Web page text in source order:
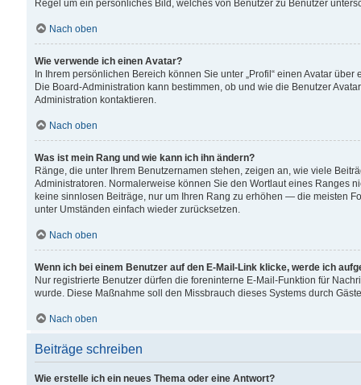
Regel um ein persönliches Bild, welches von Benutzer zu Benutzer
Nach oben
Wie verwende ich einen Avatar?
In Ihrem persönlichen Bereich können Sie unter „Profil“ einen Avatar
Die Board-Administration kann bestimmen, ob und wie die Benutzer
Administration kontaktieren.
Nach oben
Was ist mein Rang und wie kann ich ihn ändern?
Ränge, die unter Ihrem Benutzernamen stehen, zeigen an, wie viele
Administratoren. Normalerweise können Sie den Wortlaut eines Ranges
keine sinnlosen Beiträge, nur um Ihren Rang zu erhöhen — die meisten
unter Umständen einfach wieder zurücksetzen.
Nach oben
Wenn ich bei einem Benutzer auf den E-Mail-Link klicke, werde ich
Nur registrierte Benutzer dürfen die foreninterne E-Mail-Funktion für
wurde. Diese Maßnahme soll den Missbrauch dieses Systems durch
Nach oben
Beiträge schreiben
Wie erstelle ich ein neues Thema oder eine Antwort?